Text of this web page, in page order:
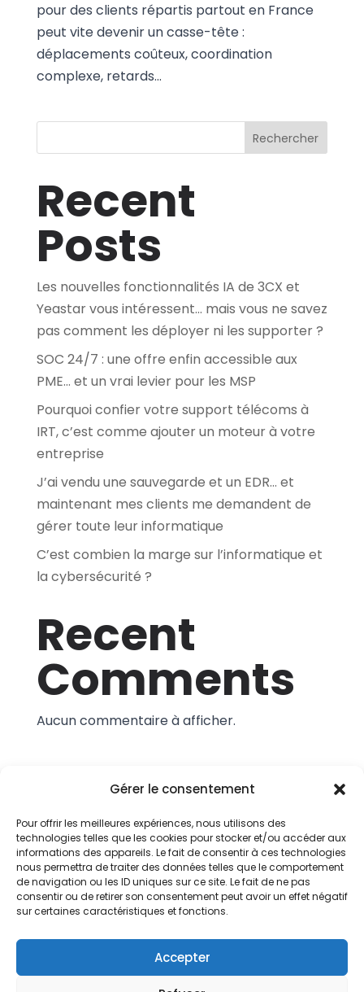
Gérer le consentement
Pour offrir les meilleures expériences, nous utilisons des
technologies telles que les cookies pour stocker et/ou accéder aux
informations des appareils. Le fait de consentir à ces technologies
nous permettra de traiter des données telles que le comportement
de navigation ou les ID uniques sur ce site. Le fait de ne pas
consentir ou de retirer son consentement peut avoir un effet négatif
sur certaines caractéristiques et fonctions.
Accepter
pour des clients répartis partout en France
peut vite devenir un casse-tête :
déplacements coûteux, coordination
complexe, retards...
Rechercher
Recent
Posts
Les nouvelles fonctionnalités IA de 3CX et
Yeastar vous intéressent… mais vous ne savez
pas comment les déployer ni les supporter ?
SOC 24/7 : une offre enfin accessible aux
PME… et un vrai levier pour les MSP
Pourquoi confier votre support télécoms à
IRT, c’est comme ajouter un moteur à votre
entreprise
J’ai vendu une sauvegarde et un EDR… et
maintenant mes clients me demandent de
gérer toute leur informatique
C’est combien la marge sur l’informatique et
la cybersécurité ?
Recent
Comments
Aucun commentaire à afficher.
Service IT & Télécoms Premium
Conditions Générales